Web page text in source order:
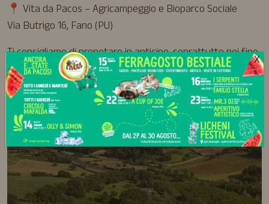
📍 Vita da Pacos – Agricampeggio e Bioparco Sociale
Via Butrigo 16, Fano (PU)
Ti consigliamo di prenotare in anticipo, soprattutto nei fine
settimana e durante gli eventi estivi. 🌙🌿🐐✨
X